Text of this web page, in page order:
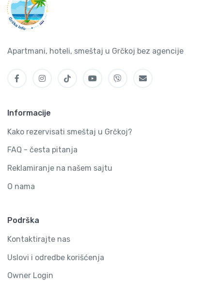
Apartmani, hoteli, smeštaj u Grčkoj bez agencije
Informacije
Kako rezervisati smeštaj u Grčkoj?
FAQ - česta pitanja
Reklamiranje na našem sajtu
O nama
Podrška
Kontaktirajte nas
Uslovi i odredbe korišćenja
Owner Login